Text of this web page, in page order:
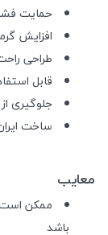
حمایت
افزایش
طراحی
قابل
جلوگیری
ساخت
معایب
ممکن است
باشد